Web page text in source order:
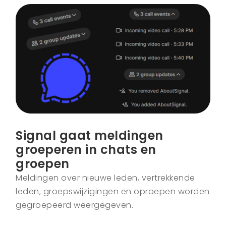
Signal gaat meldingen
groeperen in chats en
groepen
Meldingen over nieuwe leden, vertrekkende
leden, groepswijzigingen en oproepen worden
gegroepeerd weergegeven.